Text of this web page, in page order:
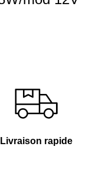
Livraison rapide